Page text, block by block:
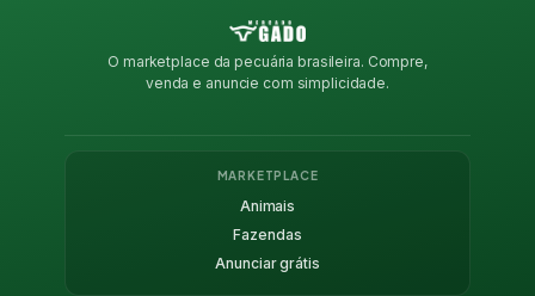
O marketplace da pecuária brasileira. Compre,
venda e anuncie com simplicidade.
MARKETPLACE
Animais
Fazendas
Anunciar grátis